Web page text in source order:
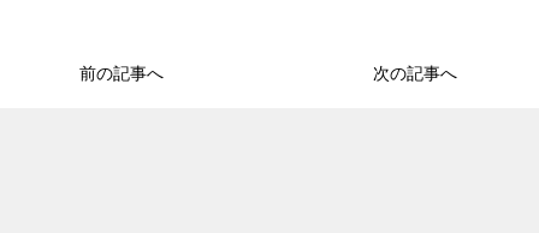
前の記事へ 次の記事へ